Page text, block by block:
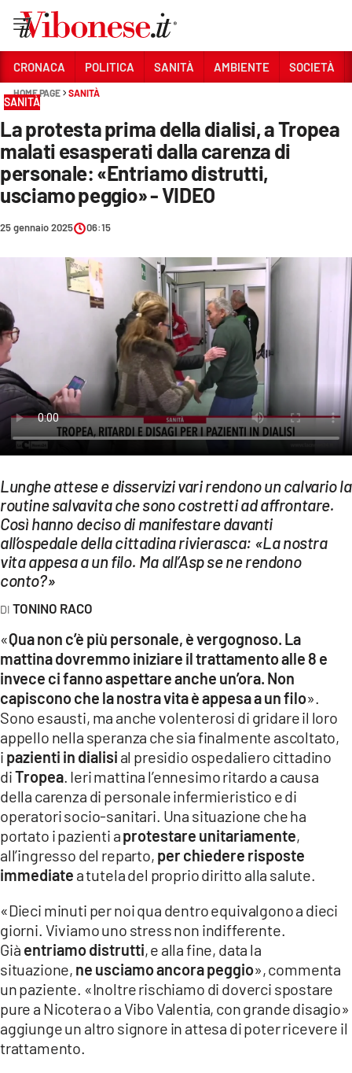
Sezioni
CRONACA
POLITICA
SANITÀ
AMBIENTE
SOCIETÀ
CULTURA
ECONOMIA E LAVORO
SPORT
Streaming
LAC NETWORK
LAC ONAIR
LaC
LACTV.IT
LACONAIR.IT
LACITYMAG.IT
ILREGGINO.IT
COSENZACHANNEL.IT
ILVIBONESE.IT
CATANZAROCHANNEL.IT
App
ANDROID
APPLE
CRONACA POLITICA SANITÀ AMBIENTE SOCIETÀ
HOME PAGE SANITÀ
SANITÀ
La protesta prima della dialisi, a Tropea
malati esasperati dalla carenza di
personale: «Entriamo distrutti,
usciamo peggio» - VIDEO
25 gennaio 2025 06:15
Lunghe attese e disservizi vari rendono un calvario la
routine salvavita che sono costretti ad affrontare.
Così hanno deciso di manifestare davanti
all’ospedale della cittadina rivierasca: «La nostra
vita appesa a un filo. Ma all’Asp se ne rendono
conto?»
TONINO RACO
«Qua non c’è più personale, è vergognoso. La
mattina dovremmo iniziare il trattamento alle 8 e
invece ci fanno aspettare anche un’ora. Non
capiscono che la nostra vita è appesa a un filo».
Sono esausti, ma anche volenterosi di gridare il loro
appello nella speranza che sia finalmente ascoltato,
i pazienti in dialisi al presidio ospedaliero cittadino
diTropea. Ieri mattina l’ennesimo ritardo a causa
della carenza di personale infermieristico e di
operatori socio-sanitari. Una situazione che ha
portato i pazienti aprotestare unitariamente,
all’ingresso del reparto, per chiedere risposte
immediate a tutela del proprio diritto alla salute.
«Dieci minuti per noi qua dentro equivalgono a dieci
giorni. Viviamo uno stress non indifferente.
Già entriamo distrutti, e alla fine, data la
situazione, ne usciamo ancora peggio», commenta
un paziente. «Inoltre rischiamo di doverci spostare
pure a Nicotera o a Vibo Valentia, con grande disagio»
aggiunge un altro signore in attesa di poter ricevere il
trattamento.